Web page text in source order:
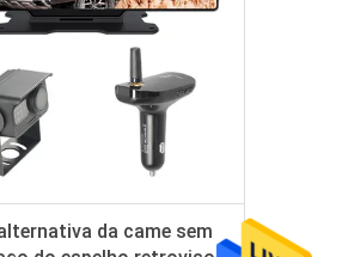
da came sem